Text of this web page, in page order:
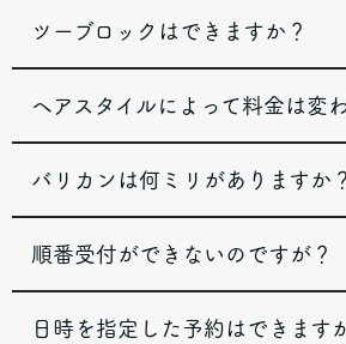
ツーブロックはできますか？
ヘアスタイルによって料金は変
バリカンは何ミリがありますか？
順番受付ができないのですが？
日時を指定した予約はできます